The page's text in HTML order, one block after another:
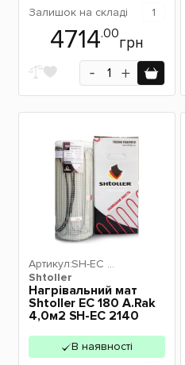
Залишок на складі 1
4714.00
грн
Shtoller
Артикул:SH-EC 2
Нагрівальний мат
Shtoller EC 180 A.Rak
4,0м2 SH-EC 2140
В наявності